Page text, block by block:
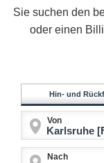
Sie suchen den
oder einen
Hin- und
Von
Nach